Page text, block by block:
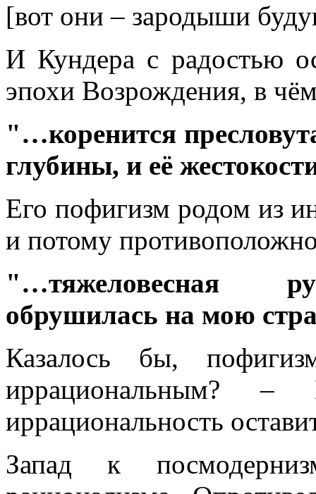
[вот они – зародыши
И Кундера с радостью
эпохи Возрождения, в
"…коренится
глубины, и её
Его пофигизм родом из
и потому
"…тяжеловесная
обрушилась на мою
Казалось бы,
иррациональным?
иррациональность
Запад к